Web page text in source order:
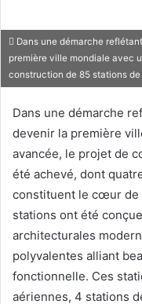
Dans une démarche
première ville mondiale avec
construction de 85 stations
Dans une démarche
devenir la première
avancée, le projet de
été achevé, dont
constituent le cœur de
stations ont été
architecturales
polyvalentes alliant
fonctionnelle. Ces
aériennes, 4 stations